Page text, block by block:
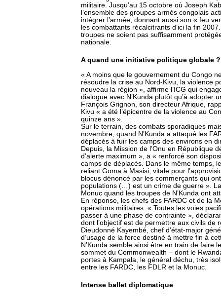
militaire. Jusqu’au 15 octobre où Joseph
l’ensemble des groupes armés congolais
intégrer l’armée, donnant aussi son « feu
les combattants récalcitrants d’ici la fin
troupes ne soient pas suffisamment
nationale.
A quand une initiative politique globale ?
« A moins que le gouvernement du Congo
résoudre la crise au Nord-Kivu, la violence
nouveau la région », affirme l’ICG qui
dialogue avec N’Kunda plutôt qu’à adopter
François Grignon, son directeur Afrique,
Kivu « a été l’épicentre de la violence au
quinze ans ».
Sur le terrain, des combats sporadiques
novembre, quand N’Kunda a attaqué les
déplacés à fuir les camps des environs en
Depuis, la Mission de l’Onu en République
d’alerte maximum », a « renforcé son
camps de déplacés. Dans le même temps,
reliant Goma à Masisi, vitale pour
blocus dénoncé par les commerçants qui
populations (…) est un crime de guerre ».
Monuc quand les troupes de N’Kunda ont
En réponse, les chefs des FARDC et de la
opérations militaires. « Toutes les voies
passer à une phase de contrainte »,
dont l’objectif est de permettre aux civils de
Dieudonné Kayembé, chef d’état-major
d’usage de la force destiné à mettre fin à
N’Kunda semble ainsi être en train de faire
sommet du Commonwealth – dont le
portes à Kampala, le général déchu, très
entre les FARDC, les FDLR et la Monuc.
Intense ballet diplomatique